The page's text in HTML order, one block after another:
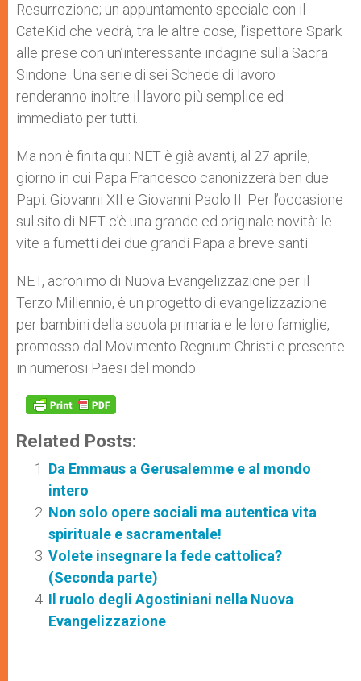
Resurrezione; un appuntamento speciale con il
CateKid che vedrà, tra le altre cose, l’ispettore Spark
alle prese con un’interessante indagine sulla Sacra
Sindone. Una serie di sei Schede di lavoro
renderanno inoltre il lavoro più semplice ed
immediato per tutti.
Ma non è finita qui: NET è già avanti, al 27 aprile,
giorno in cui Papa Francesco canonizzerà ben due
Papi: Giovanni XII e Giovanni Paolo II. Per l’occasione
sul sito di NET c’è una grande ed originale novità: le
vite a fumetti dei due grandi Papa a breve santi.
NET, acronimo di Nuova Evangelizzazione per il
Terzo Millennio, è un progetto di evangelizzazione
per bambini della scuola primaria e le loro famiglie,
promosso dal Movimento Regnum Christi e presente
in numerosi Paesi del mondo.
Related Posts:
Da Emmaus a Gerusalemme e al mondo
intero
Non solo opere sociali ma autentica vita
spirituale e sacramentale!
Volete insegnare la fede cattolica?
(Seconda parte)
Il ruolo degli Agostiniani nella Nuova
Evangelizzazione